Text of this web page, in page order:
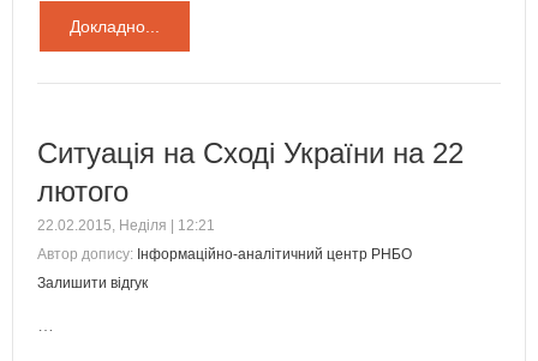
Докладно...
Ситуація на Сході України на 22
лютого
22.02.2015, Неділя | 12:21
Автор допису: Інформаційно-аналітичний центр РНБО
Залишити відгук